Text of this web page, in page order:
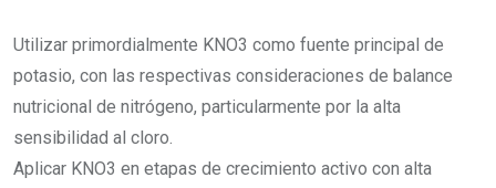
Utilizar primordialmente KNO3 como fuente principal de
potasio, con las respectivas consideraciones de balance
nutricional de nitrógeno, particularmente por la alta
sensibilidad al cloro.
Aplicar KNO3 en etapas de crecimiento activo con alta